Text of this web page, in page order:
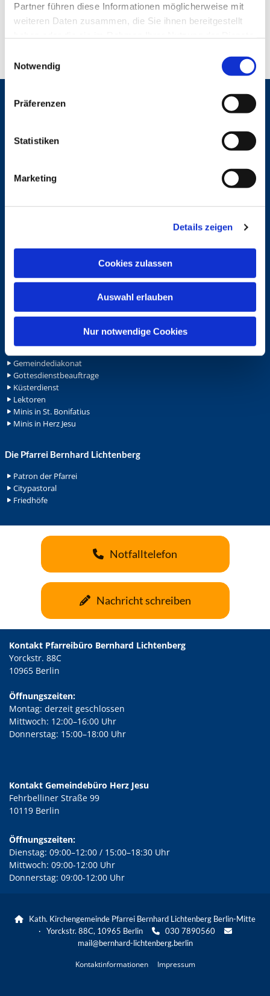
Partner führen diese Informationen möglicherweise mit
weiteren Daten zusammen, die Sie ihnen bereitgestellt
n
Notwendig
Präferenzen
Statistiken
Marketing
Details zeigen
Cookies zulassen
Auswahl erlauben
Nur notwendige Cookies
Gemeinden
St. Hedwig/St. Michael (Mitte)
Notfalltelefon
Schutzkonzept "Sexualisierte Gewalt"
Spenden
Stellenanzeigen
Gemeindediakonat
Gottesdienstbeauftrage
Küsterdienst
Lektoren
Minis in St. Bonifatius
Minis in Herz Jesu
Die Pfarrei Bernhard Lichtenberg
Patron der Pfarrei
Citypastoral
Friedhöfe
Notfalltelefon
Nachricht schreiben
Kontakt Pfarreibüro Bernhard Lichtenberg
Yorckstr. 88C
10965 Berlin
Öffnungszeiten:
Montag: derzeit geschlossen
Mittwoch: 12:00–16:00 Uhr
Donnerstag: 15:00–18:00 Uhr
Kontakt Gemeindebüro Herz Jesu
Fehrbelliner Straße 99
10119 Berlin
Öffnungszeiten:
Dienstag: 09:00–12:00 / 15:00–18:30 Uhr
Mittwoch: 09:00-12:00 Uhr
Donnerstag: 09:00-12:00 Uhr

Kath. Kirchengemeinde Pfarrei Bernhard Lichtenberg Berlin-Mitte
· Yorckstr. 88C, 10965 Berlin
030 7890560 
mail@bernhard-lichtenberg.berlin
Kontaktinformationen Impressum